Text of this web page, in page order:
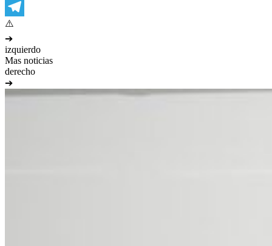
WhatsApp
Telegram
➔
izquierdo
Mas noticias
derecho
➔